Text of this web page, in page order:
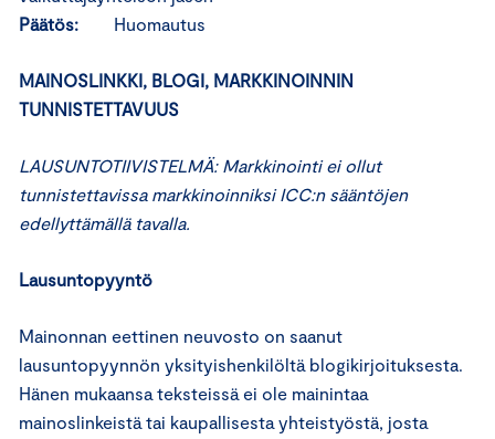
Päätös: Huomautus
MAINOSLINKKI, BLOGI, MARKKINOINNIN
TUNNISTETTAVUUS
LAUSUNTOTIIVISTELMÄ: Markkinointi ei ollut
tunnistettavissa markkinoinniksi ICC:n sääntöjen
edellyttämällä tavalla.
Lausuntopyyntö
Mainonnan eettinen neuvosto on saanut
lausuntopyynnön yksityishenkilöltä blogikirjoituksesta.
Hänen mukaansa teksteissä ei ole mainintaa
mainoslinkeistä tai kaupallisesta yhteistyöstä, josta